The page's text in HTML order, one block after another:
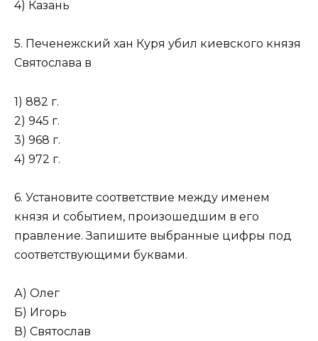
4) Казань
5. Печенежский хан Куря убил киевского князя
Святослава в
1) 882 г.
2) 945 г.
3) 968 г.
4) 972 г.
6. Установите соответствие между именем
князя и событием, произошедшим в его
правление. Запишите выбранные цифры под
соответствующими буквами.
А) Олег
Б) Игорь
В) Святослав